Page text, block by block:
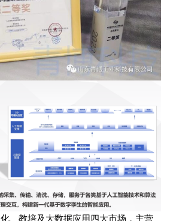
、教培及大数据应用四大市场，主营